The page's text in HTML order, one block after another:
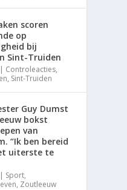
scoren
op
bij
Sint-Truiden
| Controleacties,
, Sint-Truiden
Guy Dumst
bokst
van
“Ik ben bereid
uiterste te
| Sport,
, Zoutleeuw